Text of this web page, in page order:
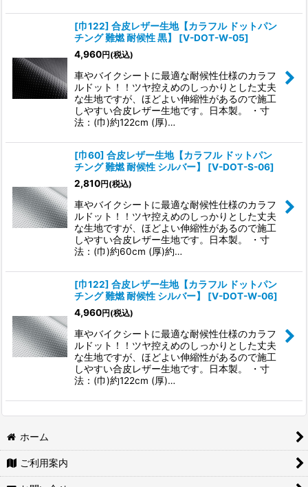
[巾122] 合皮レザー生地【カラフル ドットパン
チング 難燃 耐候性 黒】
[V-DOT-W-05]
4,960円 (税込)
車やバイクシートに最適な耐候性仕様のカラフ
ルドット！！ツヤ控えめのしっかりとした丈夫
な生地ですが、ほどよい伸縮性があるので施工
しやすい合皮レザー生地です。日本製。 ・寸
法：(巾)約122cm (厚)…
[巾60] 合皮レザー生地【カラフル ドットパン
チング 難燃 耐候性 シルバー】
[V-DOT-S-06]
2,810円 (税込)
車やバイクシートに最適な耐候性仕様のカラフ
ルドット！！ツヤ控えめのしっかりとした丈夫
な生地ですが、ほどよい伸縮性があるので施工
しやすい合皮レザー生地です。日本製。 ・寸
法：(巾)約60cm (厚)約…
[巾122] 合皮レザー生地【カラフル ドットパン
チング 難燃 耐候性 シルバー】
[V-DOT-W-06]
4,960円 (税込)
車やバイクシートに最適な耐候性仕様のカラフ
ルドット！！ツヤ控えめのしっかりとした丈夫
な生地ですが、ほどよい伸縮性があるので施工
しやすい合皮レザー生地です。日本製。 ・寸
法：(巾)約122cm (厚)…
ホーム
ご利用案内